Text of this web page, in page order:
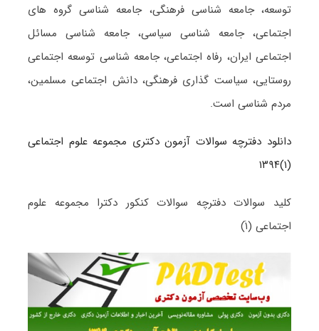
توسعه، جامعه شناسی فرهنگی، جامعه شناسی گروه های
اجتماعی، جامعه شناسی سیاسی، جامعه شناسی مسائل
اجتماعی ایران، رفاه اجتماعی، جامعه شناسی توسعه اجتماعی
روستایی، سیاست گذاری فرهنگی، دانش اجتماعی مسلمین،
مردم شناسی است.
دانلود دفترچه سوالات آزمون دکتری مجموعه علوم اجتماعی
(۱)۱۳۹۴
کلید سوالات دفترچه سوالات کنکور دکترا مجموعه علوم
اجتماعی (۱َ)